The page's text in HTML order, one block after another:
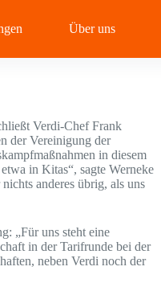
Über uns
Verdi-Chef Frank
der Vereinigung der
in diesem
in Kitas“, sagte Werneke
anderes übrig, als uns
„Für uns steht eine
in der Tarifrunde bei der
neben Verdi noch der